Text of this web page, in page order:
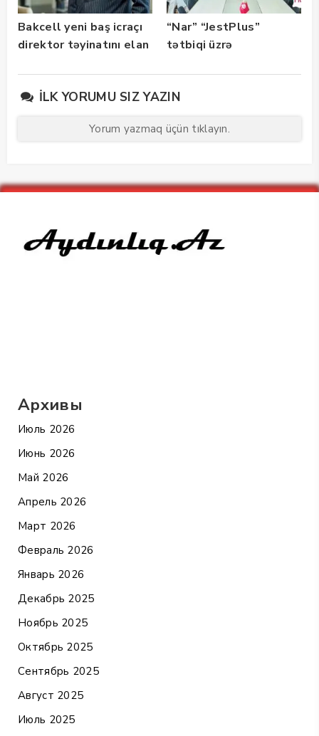
Bakcell yeni baş icraçı
direktor təyinatını elan
“Nar” “JestPlus”
tətbiqi üzrə
İLK YORUMU SIZ YAZIN
Yorum yazmaq üçün tıklayın.
Архивы
Июль 2026
Июнь 2026
Май 2026
Апрель 2026
Март 2026
Февраль 2026
Январь 2026
Декабрь 2025
Ноябрь 2025
Октябрь 2025
Сентябрь 2025
Август 2025
Июль 2025